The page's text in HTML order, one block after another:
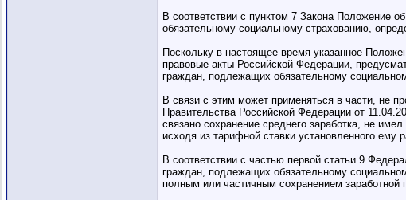
В соответствии с пунктом 7 Закона Положение
обязательному социальному страхованию,
Поскольку в настоящее время указанное
правовые акты Российской Федерации,
граждан, подлежащих обязательному
В связи с этим может применяться в части, не
Правительства Российской Федерации от
связано сохранение среднего заработка, не
исходя из тарифной ставки установленного ему
В соответствии с частью первой статьи 9
граждан, подлежащих обязательному
полным или частичным сохранением заработной